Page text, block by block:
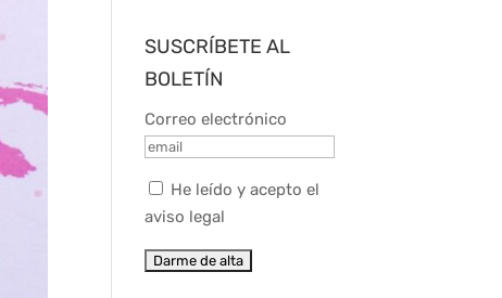
SUSCRÍBETE AL
BOLETÍN
Correo electrónico
He leído y acepto el
aviso legal